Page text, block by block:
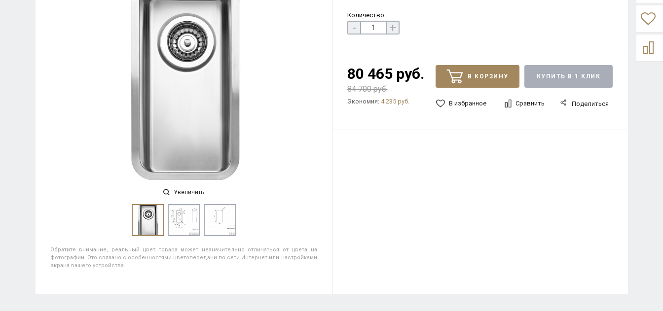
Увеличить
Обратите внимание, реальный цвет товара может незначительно отличаться от цвета на
фотографии. Это связано с особенностями цветопередачи по сети Интернет или настройками
экрана вашего устройства.
Количество
- +
80 465 руб.
84 700 руб.
Экономия: 4 235 руб.
В КОРЗИНУ КУПИТЬ В 1 КЛИК
В избранное Сравнить Поделиться